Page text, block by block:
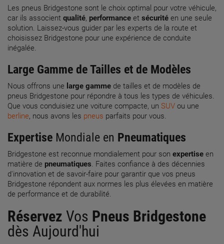
Les pneus Bridgestone sont le choix optimal pour votre véhicule,
car ils associent qualité, performance et sécurité en une seule
solution. Laissez-vous guider par les experts de la route et
choisissez Bridgestone pour une expérience de conduite
inégalée.
Large Gamme de Tailles et de Modèles
Nous offrons une large gamme de tailles et de modèles de
pneus Bridgestone pour répondre à tous les types de véhicules.
Que vous conduisiez une voiture compacte, un SUV ou une
berline, nous avons les pneus parfaits pour vous.
Expertise Mondiale en Pneumatiques
Bridgestone est reconnue mondialement pour son expertise en
matière de pneumatiques. Faites confiance à des décennies
d'innovation et de savoir-faire pour garantir que vos pneus
Bridgestone répondent aux normes les plus élevées en matière
de performance et de durabilité.
Réservez Vos Pneus Bridgestone
dès Aujourd'hui